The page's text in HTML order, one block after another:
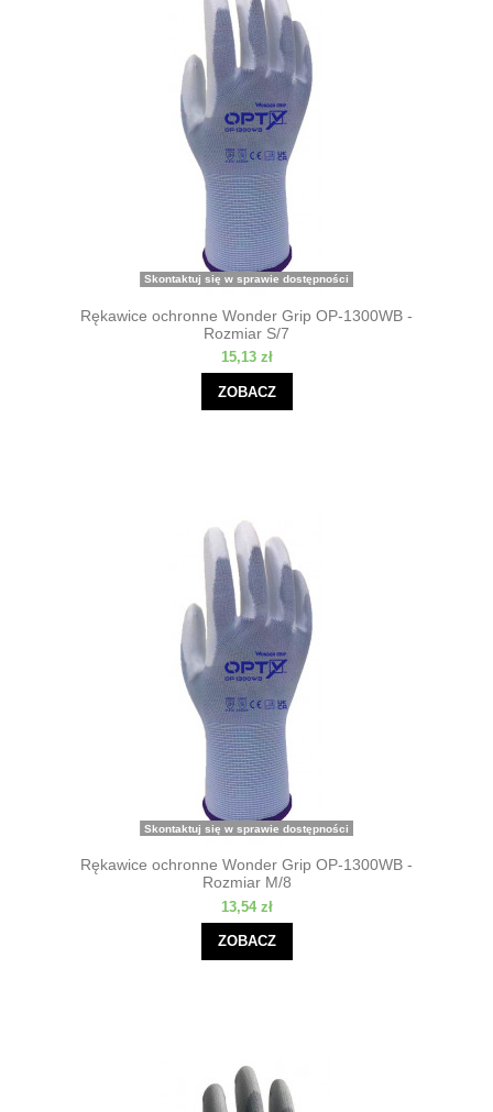
Skontaktuj się w sprawie dostępności
Rękawice ochronne Wonder Grip OP-1300WB -
Rozmiar S/7
15,13 zł
ZOBACZ
Skontaktuj się w sprawie dostępności
Rękawice ochronne Wonder Grip OP-1300WB -
Rozmiar M/8
13,54 zł
ZOBACZ